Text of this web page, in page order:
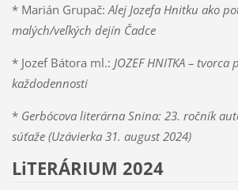
* Marián Grupač: Alej Jozefa Hnitku ako
malých/veľkých dejín Čadce
* Jozef Bátora ml.: JOZEF HNITKA –
každodennosti
* Gerbócova literárna Snina: 23. ročník
súťaže (Uzávierka 31. august 2024)
LiTERÁRIUM 2024